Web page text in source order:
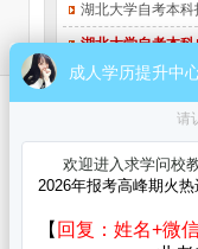
湖北大学自考本科
湖北大学自考本科
湖北大学自考本科
湖北大学自考本科
湖北大学自考本科